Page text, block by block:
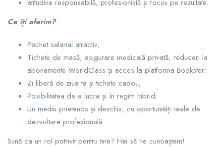
atitudine responsabilă, profesionistă și focus pe rezultate.
Ce îți oferim?
Pachet salarial atractiv;
Tichete de masă, asigurare medicală privată, reduceri la
abonamente WorldClass și acces la platforma Bookster;
Zi liberă de ziua ta și tichete cadou;
Posibilitatea de a lucra și în regim hibrid;
Un mediu prietenos și deschis, cu oportunități reale de
dezvoltare profesională.
Sună ca un rol potrivit pentru tine? Hai să ne cunoaștem!